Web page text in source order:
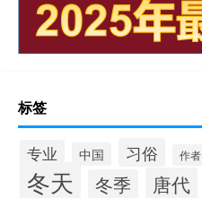
标签
专业 中国 习俗 作者
冬天 冬季 唐代